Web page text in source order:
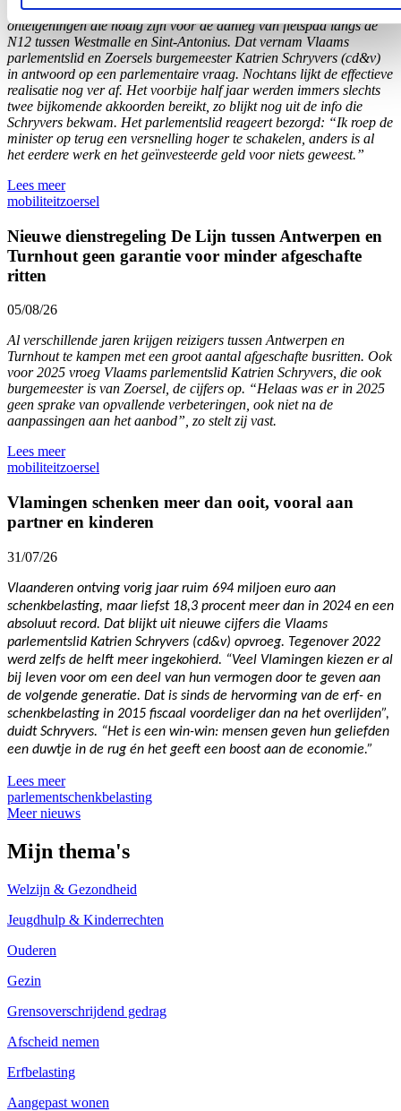
In totaal werd al meer dan 6,1 miljoen euro uitgegeven voor
onteigeningen die nodig zijn voor de aanleg van fietspad langs de
N12 tussen Westmalle en Sint-Antonius. Dat vernam Vlaams
parlementslid en Zoersels burgemeester Katrien Schryvers (cd&v)
in antwoord op een parlementaire vraag. Nochtans lijkt de effectieve
realisatie nog ver af. Het voorbije half jaar werden immers slechts
twee bijkomende akkoorden bereikt, zo blijkt nog uit de info die
Schryvers bekwam. Het parlementslid reageert bezorgd: “Ik roep de
minister op terug een versnelling hoger te schakelen, anders is al
het eerdere werk en het geïnvesteerde geld voor niets geweest.”
Lees meer
mobiliteitzoersel
Nieuwe dienstregeling De Lijn tussen Antwerpen en
Turnhout geen garantie voor minder afgeschafte
ritten
05/08/26
Al verschillende jaren krijgen reizigers tussen Antwerpen en
Turnhout te kampen met een groot aantal afgeschafte busritten. Ook
voor 2025 vroeg Vlaams parlementslid Katrien Schryvers, die ook
burgemeester is van Zoersel, de cijfers op. “Helaas was er in 2025
geen sprake van opvallende verbeteringen, ook niet na de
aanpassingen aan het aanbod”, zo stelt zij vast.
Lees meer
mobiliteitzoersel
Vlamingen schenken meer dan ooit, vooral aan
partner en kinderen
31/07/26
Vlaanderen ontving vorig jaar ruim 694 miljoen euro aan
schenkbelasting, maar liefst 18,3 procent meer dan in 2024 en een
absoluut record. Dat blijkt uit nieuwe cijfers die Vlaams
parlementslid Katrien Schryvers (cd&v) opvroeg. Tegenover 2022
werd zelfs de helft meer ingekohierd. “Veel Vlamingen kiezen er al
bij leven voor om een deel van hun vermogen door te geven aan
de volgende generatie. Dat is sinds de hervorming van de erf- en
schenkbelasting in 2015 fiscaal voordeliger dan na het overlijden”,
duidt Schryvers. “Het is een win-win: mensen geven hun geliefden
een duwtje in de rug én het geeft een boost aan de economie.”
Lees meer
parlementschenkbelasting
Meer nieuws
Mijn thema's
Welzijn & Gezondheid
Jeugdhulp & Kinderrechten
Ouderen
Gezin
Grensoverschrijdend gedrag
Afscheid nemen
Erfbelasting
Aangepast wonen